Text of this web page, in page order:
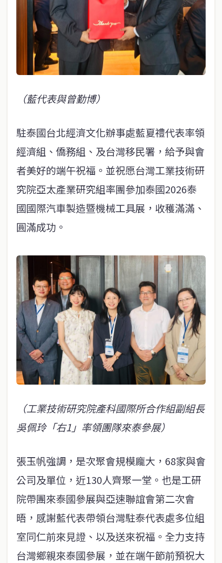
（藍代表與曾勤博）
駐泰國台北經濟文化辦事處藍夏禮代表率領
經濟組、僑務組、及台灣移民署，給予與會
者美好的端午祝福。並祝愿台灣工業技術研
究院亞太產業研究組率團參加泰國2026泰
國國際汽車製造暨機械工具展，收穫滿滿、
圓滿成功。
（工業技術研究院產科國際所合作組副組長
吳佩玲「右1」率領團隊來泰參展）
張玉帆強調，是次聚會規模龐大，68家與會
公司及單位，近130人齊聚一堂。也是工研
院帶團來泰國參展與亞速聯誼會第二次會
晤，感謝藍代表帶領台灣駐泰代表處多位組
室同仁前來見證、以及送來祝福。全力支持
台灣鄉親來泰國參展，並在端午節前預祝大